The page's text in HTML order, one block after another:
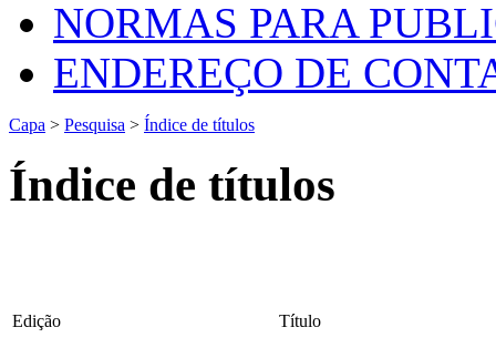
NORMAS PARA
ENDEREÇO DE
Capa > Pesquisa > Índice de títulos
Índice de títulos
Edição Título